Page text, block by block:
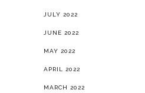
JULY 2022
JUNE 2022
MAY 2022
APRIL 2022
MARCH 2022